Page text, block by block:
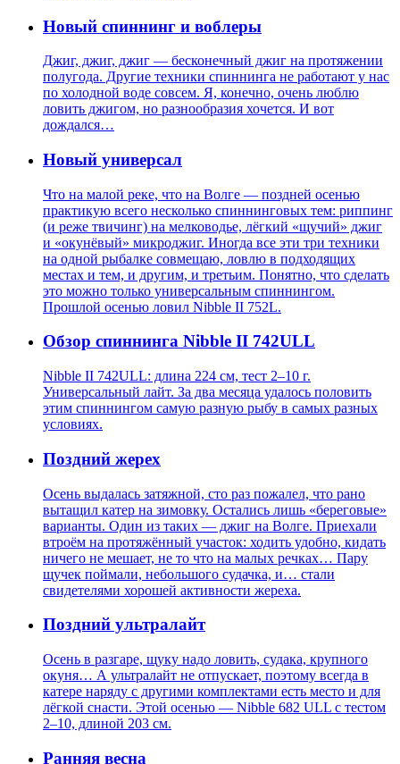
Новый спиннинг и воблеры
Джиг, джиг, джиг — бесконечный джиг на протяжении
полугода. Другие техники спиннинга не работают у нас
по холодной воде совсем. Я, конечно, очень люблю
ловить джигом, но разнообразия хочется. И вот
дождался…
Новый универсал
Что на малой реке, что на Волге — поздней осенью
практикую всего несколько спиннинговых тем: риппинг
(и реже твичинг) на мелководье, лёгкий «щучий» джиг
и «окунёвый» микроджиг. Иногда все эти три техники
на одной рыбалке совмещаю, ловлю в подходящих
местах и тем, и другим, и третьим. Понятно, что сделать
это можно только универсальным спиннингом.
Прошлой осенью ловил Nibble II 752L.
Обзор спиннинга Nibble II 742ULL
Nibble II 742ULL: длина 224 см, тест 2–10 г.
Универсальный лайт. За два месяца удалось половить
этим спиннингом самую разную рыбу в самых разных
условиях.
Поздний жерех
Осень выдалась затяжной, сто раз пожалел, что рано
вытащил катер на зимовку. Остались лишь «береговые»
варианты. Один из таких — джиг на Волге. Приехали
втроём на протяжённый участок: ходить удобно, кидать
ничего не мешает, не то что на малых речках… Пару
щучек поймали, небольшого судачка, и… стали
свидетелями хорошей активности жереха.
Поздний ультралайт
Осень в разгаре, щуку надо ловить, судака, крупного
окуня… А ультралайт не отпускает, поэтому всегда в
катере наряду с другими комплектами есть место и для
лёгкой снасти. Этой осенью — Nibble 682 ULL с тестом
2–10, длиной 203 см.
Ранняя весна